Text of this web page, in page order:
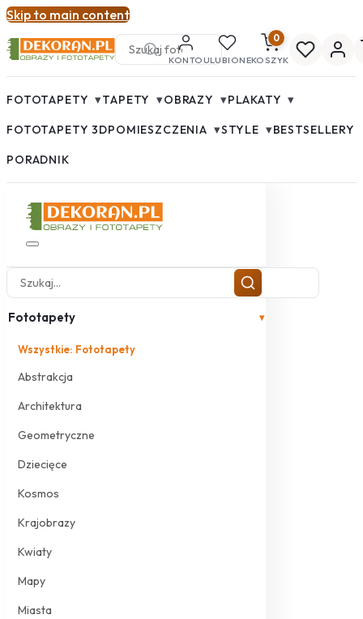
Skip to main content
KONTOULUBIONE
0
KOSZYK
FOTOTAPETY ▾TAPETY ▾OBRAZY ▾PLAKATY ▾
FOTOTAPETY 3DPOMIESZCZENIA ▾STYLE ▾BESTSELLERY
PORADNIK
Fototapety ▾
Wszystkie: Fototapety
Abstrakcja
Architektura
Geometryczne
Dziecięce
Kosmos
Krajobrazy
Kwiaty
Mapy
Miasta